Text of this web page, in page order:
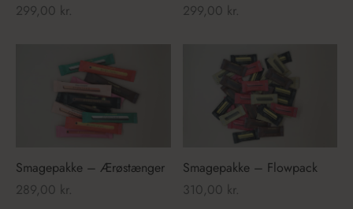
299,00 kr.
299,00 kr.
Smagepakke – Ærøstænger
289,00 kr.
Smagepakke – Flowpack
310,00 kr.